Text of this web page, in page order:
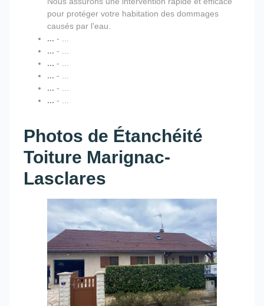
pour protéger votre habitation des dommages
causés par l'eau.
... - ...
... - ...
... - ...
... - ...
... - ...
... - ...
Photos de Étanchéité
Toiture Marignac-
Lasclares